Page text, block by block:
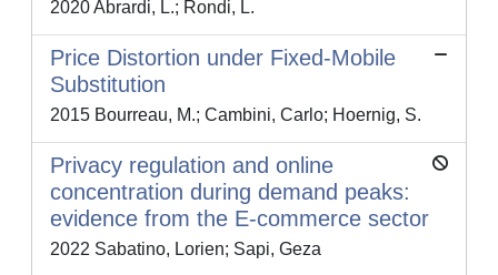
2020 Abrardi, L.; Rondi, L.
Price Distortion under Fixed-Mobile
Substitution
2015 Bourreau, M.; Cambini, Carlo; Hoernig, S.
Privacy regulation and online
concentration during demand peaks:
evidence from the E-commerce sector
2022 Sabatino, Lorien; Sapi, Geza